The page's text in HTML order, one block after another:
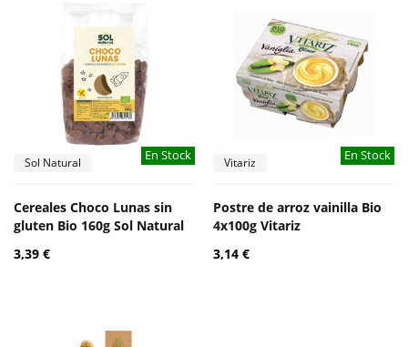
En Stock
Sol Natural
Cereales Choco Lunas sin
gluten Bio 160g Sol Natural
3,39 €
En Stock
Vitariz
Postre de arroz vainilla Bio
4x100g Vitariz
3,14 €